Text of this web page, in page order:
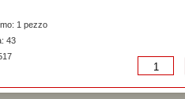
1 pezzo
43